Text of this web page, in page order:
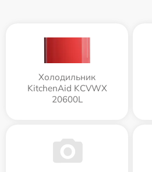
Холодильник
KitchenAid KCVWX
20600L